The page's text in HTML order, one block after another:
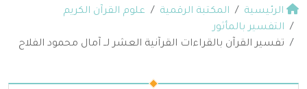
الرئيسية المكتبة الرقمية
علوم القرآن الكريم
التفسير بالمأثور
تفسير القرآن بالقراءات القرآنية العشر لــ آمال محمود الفلاح